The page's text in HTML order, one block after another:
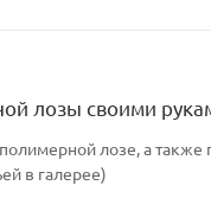
лозы своими
лозе, а также
в галерее)